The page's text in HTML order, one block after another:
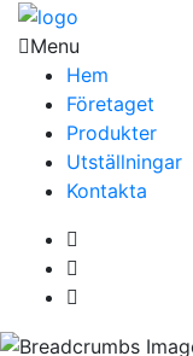
Menu
Hem
Företaget
Produkter
Utställningar
Kontakta